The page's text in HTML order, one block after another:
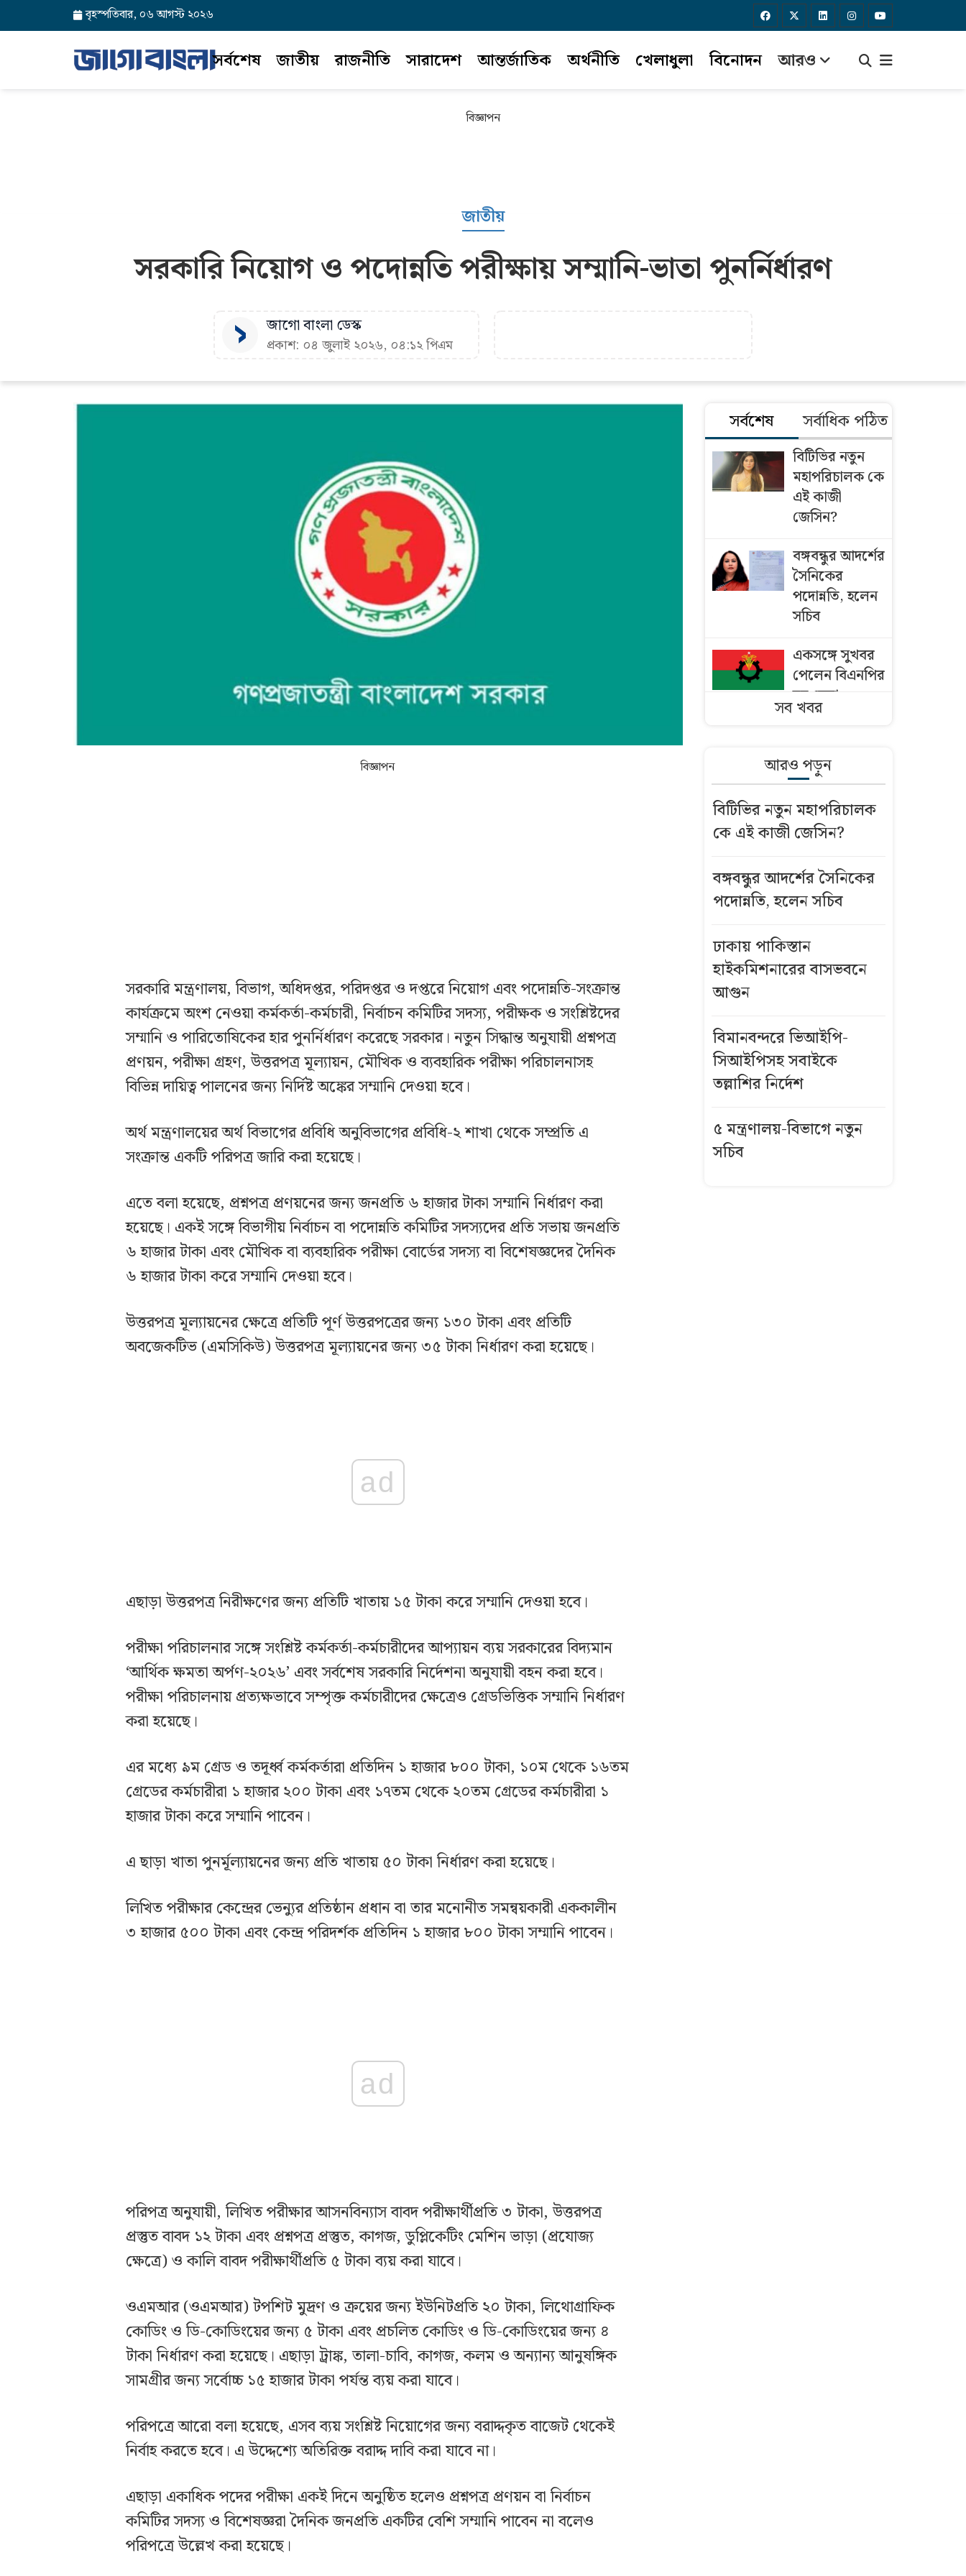
বৃহস্পতিবার, ০৬ আগস্ট ২০২৬
সর্বশেষ জাতীয় রাজনীতি সারাদেশ আন্তর্জাতিক অর্থনীতি খেলাধুলা বিনোদন আরও
বিজ্ঞাপন
জাতীয়
সরকারি নিয়োগ ও পদোন্নতি পরীক্ষায় সম্মানি-ভাতা পুনর্নির্ধারণ
জাগো বাংলা ডেস্ক
প্রকাশ: ০৪ জুলাই ২০২৬, ০৪:১২ পিএম
বিজ্ঞাপন
সরকারি মন্ত্রণালয়, বিভাগ, অধিদপ্তর, পরিদপ্তর ও দপ্তরে নিয়োগ এবং পদোন্নতি-সংক্রান্ত
কার্যক্রমে অংশ নেওয়া কর্মকর্তা-কর্মচারী, নির্বাচন কমিটির সদস্য, পরীক্ষক ও সংশ্লিষ্টদের
সম্মানি ও পারিতোষিকের হার পুনর্নির্ধারণ করেছে সরকার। নতুন সিদ্ধান্ত অনুযায়ী প্রশ্নপত্র
প্রণয়ন, পরীক্ষা গ্রহণ, উত্তরপত্র মূল্যায়ন, মৌখিক ও ব্যবহারিক পরীক্ষা পরিচালনাসহ
বিভিন্ন দায়িত্ব পালনের জন্য নির্দিষ্ট অঙ্কের সম্মানি দেওয়া হবে।
অর্থ মন্ত্রণালয়ের অর্থ বিভাগের প্রবিধি অনুবিভাগের প্রবিধি-২ শাখা থেকে সম্প্রতি এ
সংক্রান্ত একটি পরিপত্র জারি করা হয়েছে।
এতে বলা হয়েছে, প্রশ্নপত্র প্রণয়নের জন্য জনপ্রতি ৬ হাজার টাকা সম্মানি নির্ধারণ করা
হয়েছে। একই সঙ্গে বিভাগীয় নির্বাচন বা পদোন্নতি কমিটির সদস্যদের প্রতি সভায় জনপ্রতি
৬ হাজার টাকা এবং মৌখিক বা ব্যবহারিক পরীক্ষা বোর্ডের সদস্য বা বিশেষজ্ঞদের দৈনিক
৬ হাজার টাকা করে সম্মানি দেওয়া হবে।
উত্তরপত্র মূল্যায়নের ক্ষেত্রে প্রতিটি পূর্ণ উত্তরপত্রের জন্য ১৩০ টাকা এবং প্রতিটি
অবজেকটিভ (এমসিকিউ) উত্তরপত্র মূল্যায়নের জন্য ৩৫ টাকা নির্ধারণ করা হয়েছে।
ad
এছাড়া উত্তরপত্র নিরীক্ষণের জন্য প্রতিটি খাতায় ১৫ টাকা করে সম্মানি দেওয়া হবে।
পরীক্ষা পরিচালনার সঙ্গে সংশ্লিষ্ট কর্মকর্তা-কর্মচারীদের আপ্যায়ন ব্যয় সরকারের বিদ্যমান
‘আর্থিক ক্ষমতা অর্পণ-২০২৬’ এবং সর্বশেষ সরকারি নির্দেশনা অনুযায়ী বহন করা হবে।
পরীক্ষা পরিচালনায় প্রত্যক্ষভাবে সম্পৃক্ত কর্মচারীদের ক্ষেত্রেও গ্রেডভিত্তিক সম্মানি নির্ধারণ
করা হয়েছে।
এর মধ্যে ৯ম গ্রেড ও তদূর্ধ্ব কর্মকর্তারা প্রতিদিন ১ হাজার ৮০০ টাকা, ১০ম থেকে ১৬তম
গ্রেডের কর্মচারীরা ১ হাজার ২০০ টাকা এবং ১৭তম থেকে ২০তম গ্রেডের কর্মচারীরা ১
হাজার টাকা করে সম্মানি পাবেন।
এ ছাড়া খাতা পুনর্মূল্যায়নের জন্য প্রতি খাতায় ৫০ টাকা নির্ধারণ করা হয়েছে।
লিখিত পরীক্ষার কেন্দ্রের ভেন্যুর প্রতিষ্ঠান প্রধান বা তার মনোনীত সমন্বয়কারী এককালীন
৩ হাজার ৫০০ টাকা এবং কেন্দ্র পরিদর্শক প্রতিদিন ১ হাজার ৮০০ টাকা সম্মানি পাবেন।
ad
পরিপত্র অনুযায়ী, লিখিত পরীক্ষার আসনবিন্যাস বাবদ পরীক্ষার্থীপ্রতি ৩ টাকা, উত্তরপত্র
প্রস্তুত বাবদ ১২ টাকা এবং প্রশ্নপত্র প্রস্তুত, কাগজ, ডুপ্লিকেটিং মেশিন ভাড়া (প্রযোজ্য
ক্ষেত্রে) ও কালি বাবদ পরীক্ষার্থীপ্রতি ৫ টাকা ব্যয় করা যাবে।
ওএমআর (ওএমআর) টপশিট মুদ্রণ ও ক্রয়ের জন্য ইউনিটপ্রতি ২০ টাকা, লিথোগ্রাফিক
কোডিং ও ডি-কোডিংয়ের জন্য ৫ টাকা এবং প্রচলিত কোডিং ও ডি-কোডিংয়ের জন্য ৪
টাকা নির্ধারণ করা হয়েছে। এছাড়া ট্রাঙ্ক, তালা-চাবি, কাগজ, কলম ও অন্যান্য আনুষঙ্গিক
সামগ্রীর জন্য সর্বোচ্চ ১৫ হাজার টাকা পর্যন্ত ব্যয় করা যাবে।
পরিপত্রে আরো বলা হয়েছে, এসব ব্যয় সংশ্লিষ্ট নিয়োগের জন্য বরাদ্দকৃত বাজেট থেকেই
নির্বাহ করতে হবে। এ উদ্দেশ্যে অতিরিক্ত বরাদ্দ দাবি করা যাবে না।
এছাড়া একাধিক পদের পরীক্ষা একই দিনে অনুষ্ঠিত হলেও প্রশ্নপত্র প্রণয়ন বা নির্বাচন
কমিটির সদস্য ও বিশেষজ্ঞরা দৈনিক জনপ্রতি একটির বেশি সম্মানি পাবেন না বলেও
পরিপত্রে উল্লেখ করা হয়েছে।
সর্বশেষ সর্বাধিক পঠিত
বিটিভির নতুন
মহাপরিচালক কে
এই কাজী
জেসিন?
বঙ্গবন্ধুর আদর্শের
সৈনিকের
পদোন্নতি, হলেন
সচিব
একসঙ্গে সুখবর
পেলেন বিএনপির
ছয় নেতা
হাইকমিশনারের
বাসভবনে আগুন
বাংলাদেশি
কৃষকদের ভিসা
মসজিদের মাইক
নিয়ে অমিত
এমপির বৈঠক
সিআইপিসহ
সবাইকে তল্লাশির
নির্দেশ
আ.লীগ নেতার
সব খবর
আরও পড়ুন
বিটিভির নতুন মহাপরিচালক
কে এই কাজী জেসিন?
বঙ্গবন্ধুর আদর্শের সৈনিকের
পদোন্নতি, হলেন সচিব
ঢাকায় পাকিস্তান
হাইকমিশনারের বাসভবনে
আগুন
বিমানবন্দরে ভিআইপি-
সিআইপিসহ সবাইকে
তল্লাশির নির্দেশ
৫ মন্ত্রণালয়-বিভাগে নতুন
সচিব